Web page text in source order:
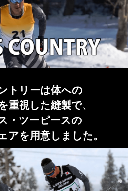
トリーは体への
重視した縫製で、
・ツーピースの
アを用意しました。